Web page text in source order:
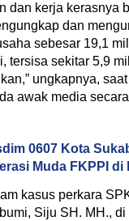
dan kerja kerasnya
dan
sebesar 19,1
tersisa sekitar 5,9
ungkapnya,
awak media
0607 Kota
Muda FKPPI
kasus perkara
Siju SH. MH.,